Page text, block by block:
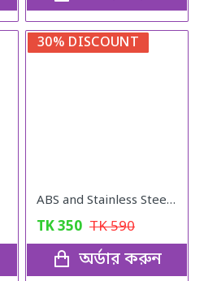
30% DISCOUNT
ABS and Stainless Steel Hair Catching Drain Cleaner Wire Spring Sink
TK350 TK590
অর্ডার করুন